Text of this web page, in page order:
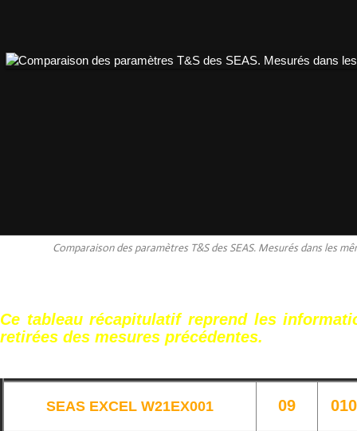
Comparaison des paramètres T&S des SEAS. Mesurés dans les
Ce tableau récapitulatif reprend les
retirées des mesures précédentes.
SEAS EXCEL W21EX001 09 010